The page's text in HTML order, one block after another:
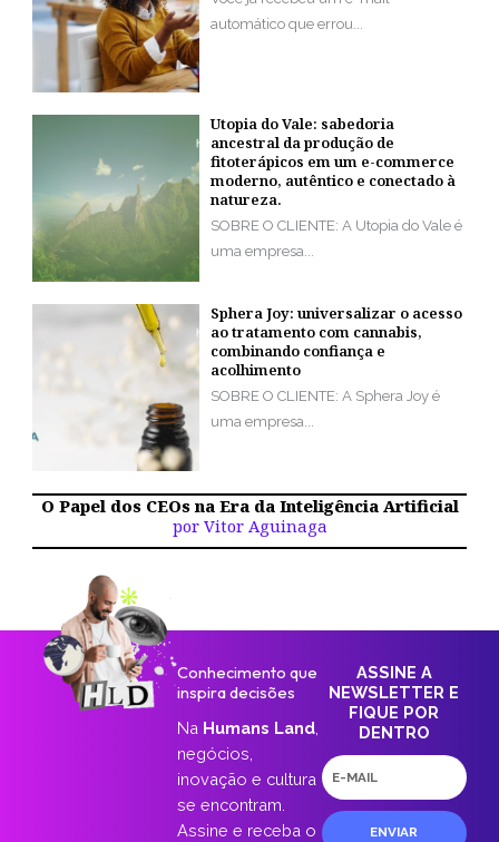
automático que errou...
Utopia do Vale: sabedoria
ancestral da produção de
fitoterápicos em um e-commerce
moderno, autêntico e conectado à
natureza.
SOBRE O CLIENTE: A Utopia do Vale é
uma empresa...
Sphera Joy: universalizar o acesso
ao tratamento com cannabis,
combinando confiança e
acolhimento
SOBRE O CLIENTE: A Sphera Joy é
uma empresa...
O Papel dos CEOs na Era da Inteligência Artificial
por Vitor Aguinaga
Conhecimento que
inspira decisões
Na Humans Land
negócios,
inovação e cultura
se encontram.
Assine e receba o
ASSINE A
NEWSLETTER E
FIQUE POR
DENTRO
E-
mail
ENVIAR